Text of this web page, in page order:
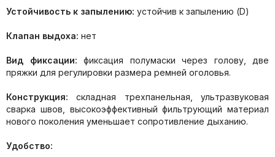
Устойчивость к запылению: устойчив к запылению (D)
Клапан выдоха: нет
Вид фиксации: фиксация полумаски через голову,
две
пряжки для регулировки размера ремней оголовья.
Конструкция: складная трехпанельная, ультразвуковая
сварка швов, высокоэффективный фильтрующий материал
нового поколения уменьшает сопротивление дыханию.
Удобство: